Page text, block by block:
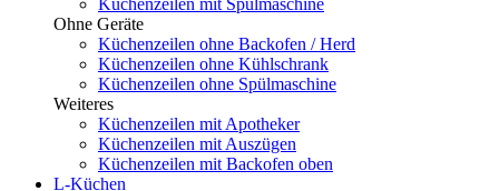
Küchenzeilen mit Spülmaschine
Ohne Geräte
Küchenzeilen ohne Backofen / Herd
Küchenzeilen ohne Kühlschrank
Küchenzeilen ohne Spülmaschine
Weiteres
Küchenzeilen mit Apotheker
Küchenzeilen mit Auszügen
Küchenzeilen mit Backofen oben
L-Küchen